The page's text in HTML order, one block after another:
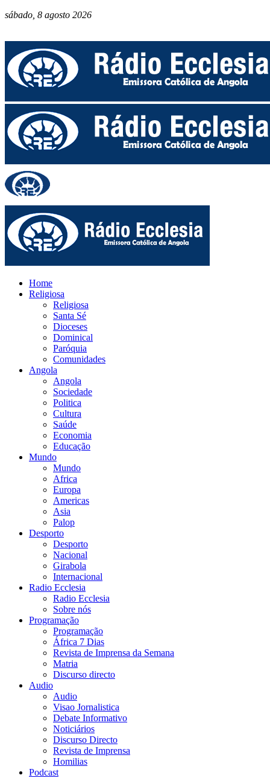
sábado, 8 agosto 2026
Home
Religiosa
Religiosa
Santa Sé
Dioceses
Dominical
Paróquia
Comunidades
Angola
Angola
Sociedade
Politica
Cultura
Saúde
Economia
Educação
Mundo
Mundo
Africa
Europa
Americas
Asia
Palop
Desporto
Desporto
Nacional
Girabola
Internacional
Radio Ecclesia
Radio Ecclesia
Sobre nós
Programação
Programação
África 7 Dias
Revista de Imprensa da Semana
Matria
Discurso directo
Audio
Audio
Visao Jornalistica
Debate Informativo
Noticiários
Discurso Directo
Revista de Imprensa
Homilias
Podcast